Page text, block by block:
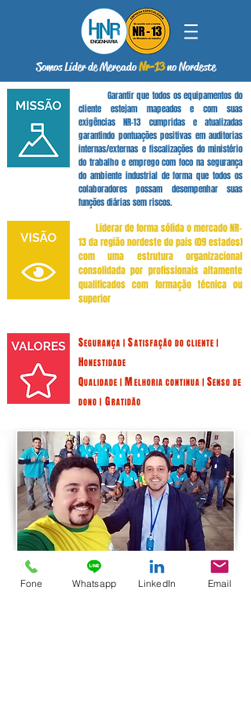
Somos Líder de MercadoNr-13no Nordeste
Garantir que todos os equipamentos do
cliente estejam mapeados e com suas
exigências NR-13 cumpridas e atualizadas
garantindo pontuações positivas em auditorias
internas/externas e fiscalizações do ministério
do trabalho e emprego com foco na segurança
do ambiente industrial de forma que todos os
colaboradores possam desempenhar suas
funções diárias sem riscos.
Liderar de forma sólida o mercado NR-
13 da região nordeste do pais (09 estados)
com uma estrutura organizacional
consolidada por profissionais altamente
qualificados com formação técnica ou
superior
SEGURANÇA |SATISFAÇÃO DO CLIENTE |
HONESTIDADE
QUALIDADE | MELHORIA CONTINUA | SENSO DE
DONO |
GRATIDÃO
HNR Engenharia Ltda
Fone Whatsapp LinkedIn Email